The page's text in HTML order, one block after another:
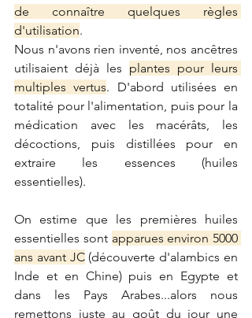
de connaître quelques règles
d'utilisation.
Nous n'avons rien inventé, nos ancêtres
utilisaient déjà les plantes pour leurs
multiples vertus. D'abord utilisées en
totalité pour l'alimentation, puis pour la
médication avec les macérâts, les
décoctions, puis distillées pour en
extraire les essences (huiles
essentielles).
On estime que les premières huiles
essentielles sont apparues environ 5000
ans avant JC (découverte d'alambics en
Inde et en Chine) puis en Egypte et
dans les Pays Arabes...alors nous